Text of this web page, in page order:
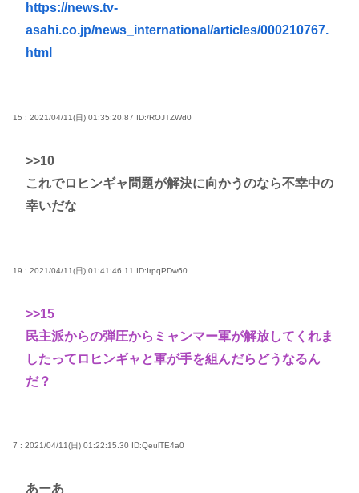
https://news.tv-
asahi.co.jp/news_international/articles/000210767.
html
15 : 2021/04/11(日) 01:35:20.87 ID:/ROJTZWd0
>>10
これでロヒンギャ問題が解決に向かうのなら不幸中の
幸いだな
19 : 2021/04/11(日) 01:41:46.11 ID:IrpqPDw60
>>15
民主派からの弾圧からミャンマー軍が解放してくれま
したってロヒンギャと軍が手を組んだらどうなるん
だ？
7 : 2021/04/11(日) 01:22:15.30 ID:QeulTE4a0
あーあ